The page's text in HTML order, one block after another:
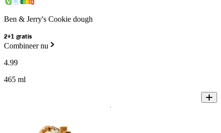
Ben & Jerry's Cookie dough
2+1 gratis
Combineer nu
4.99
465 ml